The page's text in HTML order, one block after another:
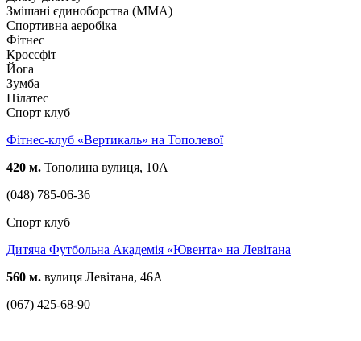
Змішані єдиноборства (ММА)
Спортивна аеробіка
Фітнес
Кроссфіт
Йога
Зумба
Пілатес
Спорт клуб
Фітнес-клуб «Вертикаль» на Тополевої
420 м. Тополина вулиця, 10А
(048) 785-06-36
Спорт клуб
Дитяча Футбольна Академія «Ювента» на Левітана
560 м. вулиця Левітана, 46А
(067) 425-68-90